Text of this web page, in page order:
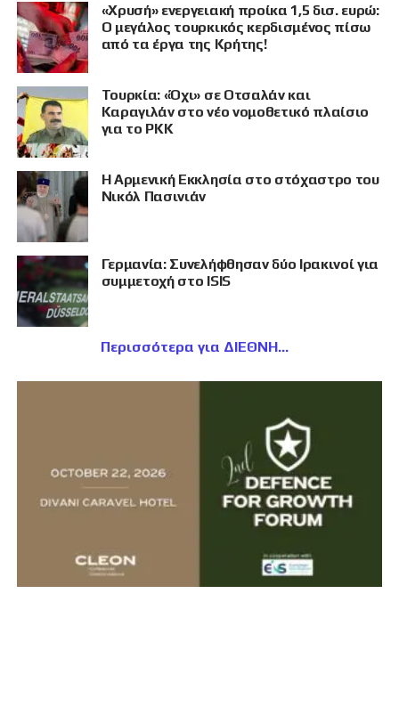
«Χρυσή» ενεργειακή προίκα 1,5 δισ. ευρώ:
Ο μεγάλος τουρκικός κερδισμένος πίσω
από τα έργα της Κρήτης!
Τουρκία: «Όχι» σε Οτσαλάν και
Καραγιλάν στο νέο νομοθετικό πλαίσιο
για το PKK
Η Αρμενική Εκκλησία στο στόχαστρο του
Νικόλ Πασινιάν
Γερμανία: Συνελήφθησαν δύο Ιρακινοί για
συμμετοχή στο ISIS
Περισσότερα για ΔΙΕΘΝΗ